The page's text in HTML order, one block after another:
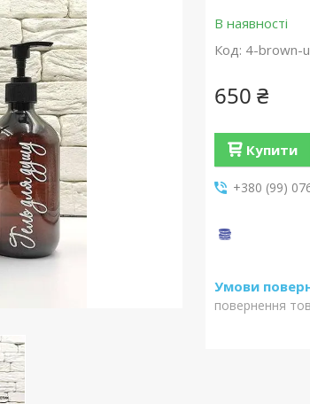
В наявності
Код: 4-brown-
650 ₴
Купити
+380 (99)
повернення